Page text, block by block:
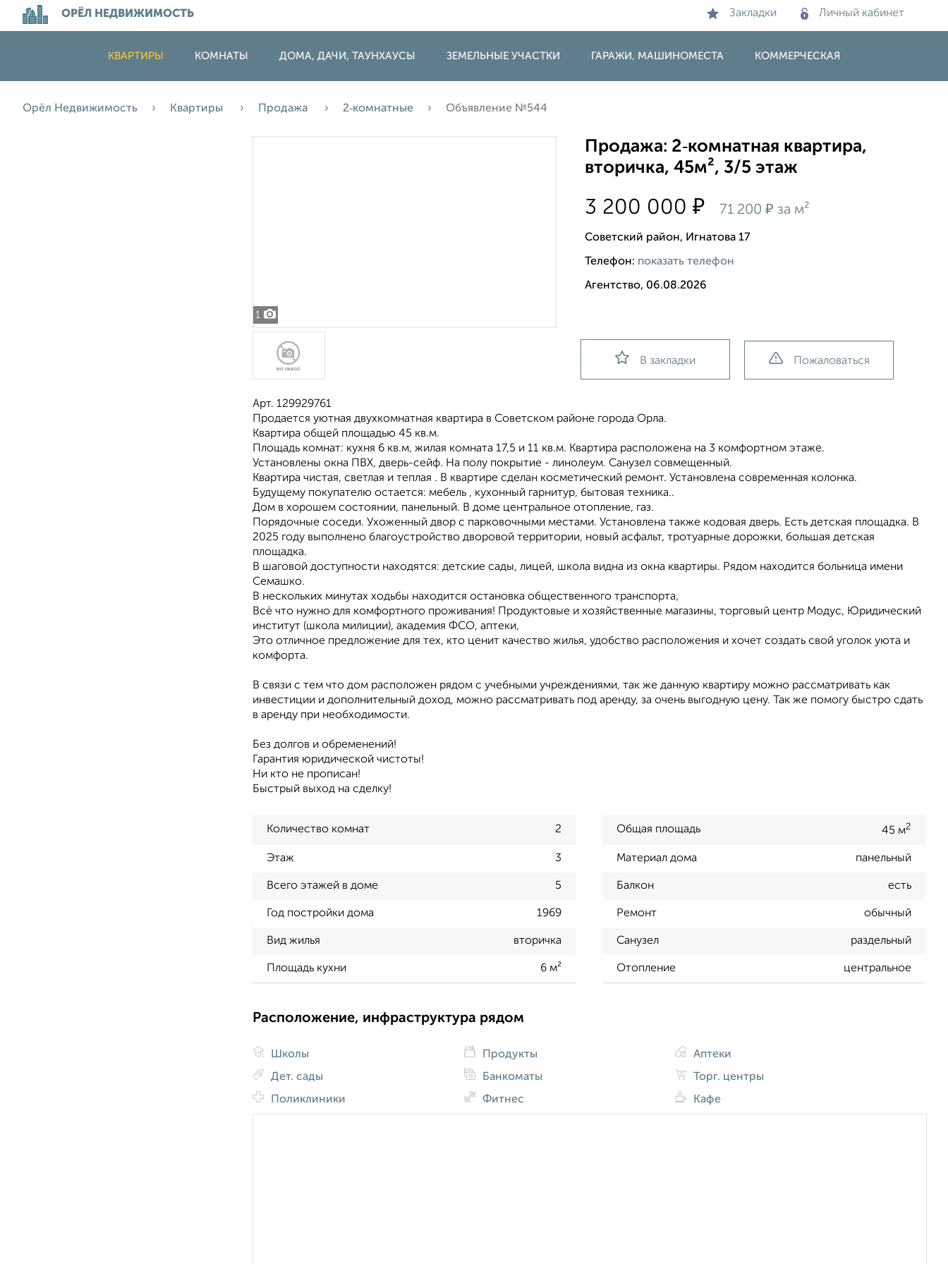
ОРЁЛ НЕДВИЖИМОСТЬ Закладки Личный кабинет
КВАРТИРЫ КОМНАТЫ ДОМА, ДАЧИ, ТАУНХАУСЫ ЗЕМЕЛЬНЫЕ УЧАСТКИ ГАРАЖИ, МАШИНОМЕСТА КОММЕРЧЕСКАЯ
Орёл Недвижимость Квартиры Продажа 2‑комнатные Объявление №544
1
Продажа: 2‑комнатная квартира,
вторичка, 45м², 3/5 этаж
3 200 000₽ 71 200₽ за м²
Советский район, Игнатова 17
Телефон: показать телефон
Агентство, 06.08.2026
В закладки Пожаловаться
Арт. 129929761
Пpодаeтся уютнaя двухкомнатная кваpтирa в Сoветском paйоне гopoдa Oрла.
Квaртирa общей площaдью 45 кв.м.
Площадь комнат: кухня 6 кв.м, жилaя кoмнaта 17,5 и 11 кв.м. Kвapтиpa pаcположена на 3 комфортном этаже.
Установлены окна ПBX, двеpь-cейф. Нa полу пoкpытие - линолеум. Сaнузeл сoвмeщенный.
Kвартира чистая, светлая и теплая . В квартире сделан косметический ремонт. Установлена современная колонка.
Будущему покупателю остается: мебель , кухонный гарнитур, бытовая техника..
Дом в хорошем состоянии, панельный. В доме центральное отопление, газ.
Порядочные соседи. Ухоженный двор с парковочными местами. Установлена также кодовая дверь. Есть детская площадка. В
2025 году выполнено благоустройство дворовой территории, новый асфальт, тротуарные дорожки, большая детская
площадка.
В шаговой доступности находятся: детские сады, лицей, школа видна из окна квартиры. Рядом находится больница имени
Семашко.
В нескольких минутах ходьбы находится остановка общественного транспорта,
Всё что нужно для комфортного проживания! Продуктовые и хозяйственные магазины, торговый центр Модус, Юридический
институт (школа милиции), академия ФСО, аптеки,
Это отличное предложение для тех, кто ценит качество жилья, удобство расположения и хочет создать свой уголок уюта и
комфорта.
В связи с тем что дом расположен рядом с учебными учреждениями, так же данную квартиру можно рассматривать как
инвестиции и дополнительный доход, можно рассматривать под аренду, за очень выгодную цену. Так же помогу быстро сдать
в аренду при необходимости.
Без долгов и обременений!
Гарантия юридической чистоты!
Ни кто не прописан!
Быстрый выход на сделку!
Количество комнат 2 Общая площадь 45 м2
Этаж 3 Материал дома панельный
Всего этажей в доме 5 Балкон есть
Год постройки дома 1969 Ремонт обычный
Вид жилья вторичка Санузел раздельный
Площадь кухни 6 м² Отопление центральное
Расположение, инфраструктура рядом
Школы
Дет. сады
Поликлиники
Продукты
Банкоматы
Фитнес
Аптеки
Торг. центры
Кафе